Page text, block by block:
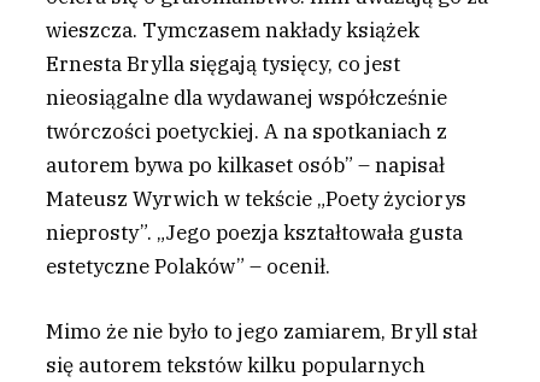
wieszcza. Tymczasem nakłady książek
Ernesta Brylla sięgają tysięcy, co jest
nieosiągalne dla wydawanej współcześnie
twórczości poetyckiej. A na spotkaniach z
autorem bywa po kilkaset osób” – napisał
Mateusz Wyrwich w tekście „Poety życiorys
nieprosty”. „Jego poezja kształtowała gusta
estetyczne Polaków” – ocenił.
Mimo że nie było to jego zamiarem, Bryll stał
się autorem tekstów kilku popularnych